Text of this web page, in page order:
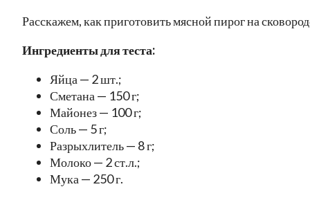
Расскажем, как приготовить мясной пирог на
Ингредиенты для теста:
Яйца — 2 шт.;
Сметана — 150 г;
Майонез — 100 г;
Соль — 5 г;
Разрыхлитель — 8 г;
Молоко — 2 ст.л.;
Мука — 250 г.